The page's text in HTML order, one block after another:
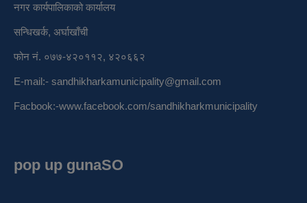
नगर कार्यपालिकाको कार्यालय
सन्धिखर्क, अर्घाखाँची
फोन नं. ०७७-४२०११२, ४२०६६२
E-mail:- sandhikharkamunicipality@gmail.com
Facbook:-www.facebook.com/sandhikharkmunicipality
pop up gunaSO